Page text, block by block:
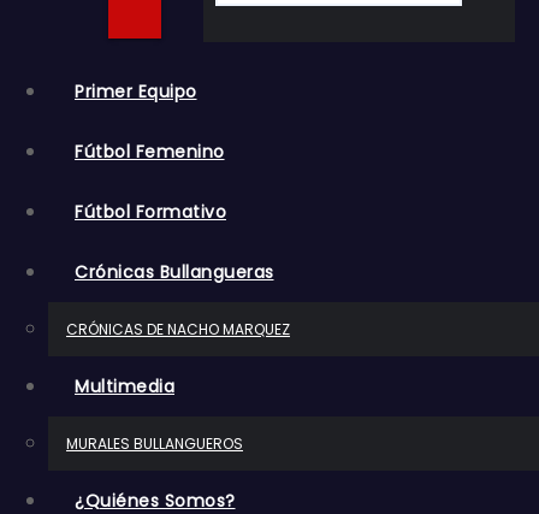
Primer Equipo
Fútbol Femenino
Fútbol Formativo
Crónicas Bullangueras
CRÓNICAS DE NACHO MARQUEZ
Multimedia
MURALES BULLANGUEROS
¿Quiénes Somos?